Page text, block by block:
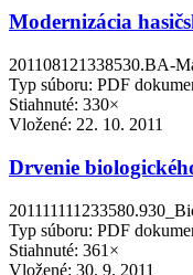
Modernizácia
201108121338530.BA-
Typ súboru: PDF
Stiahnuté: 330×
Vložené: 22. 10. 2011
Drvenie
Typ súboru: PDF
Stiahnuté: 361×
Vložené: 30. 9. 2011